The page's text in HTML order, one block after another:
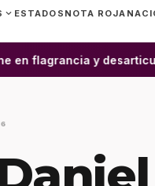
expand_more ESTADOS NOTA ROJA
flagrancia y